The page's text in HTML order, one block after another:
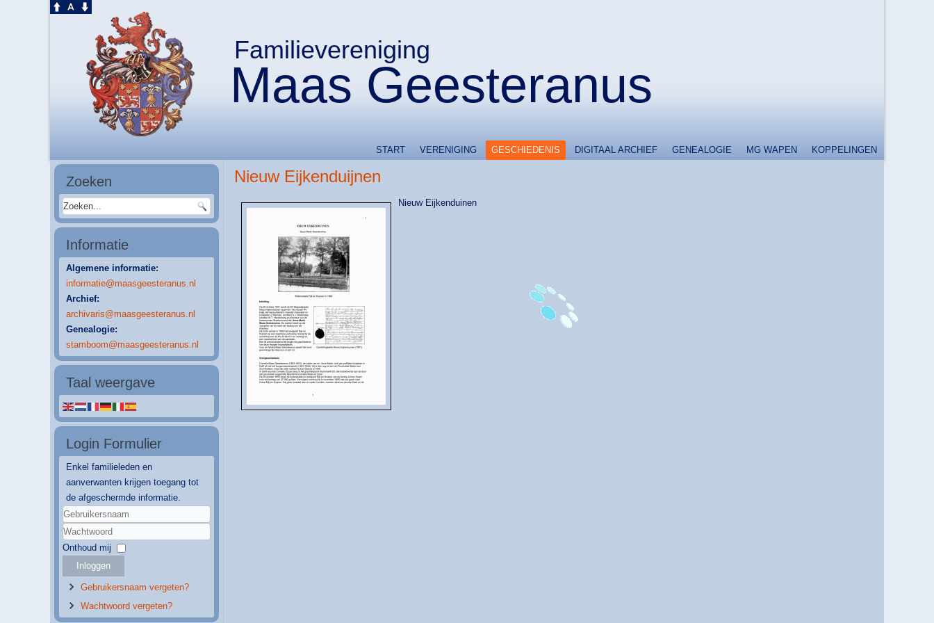
Maas Geesteranus
Familievereniging
START VERENIGING GESCHIEDENIS DIGITAAL ARCHIEF GENEALOGIE MG WAPEN KOPPELINGEN
Zoeken
Informatie
Algemene informatie:
informatie@maasgeesteranus.nl
Archief:
archivaris@maasgeesteranus.nl
Genealogie:
stamboom@maasgeesteranus.nl
Taal weergave
Login Formulier
Enkel familieleden en
aanverwanten krijgen toegang tot
de afgeschermde informatie.
Gebruikersnaam
Wachtwoord
Onthoud mij
Inloggen
Gebruikersnaam vergeten?
Wachtwoord vergeten?
Nieuw Eijkenduijnen
Nieuw Eijkenduinen